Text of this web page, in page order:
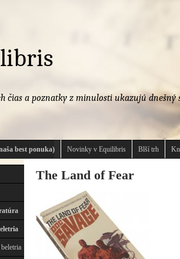
čias a poznatky z minulosti ukazujú dnešný
best ponuka) Novinky v Equilibris Blší trh
The Land of Fear